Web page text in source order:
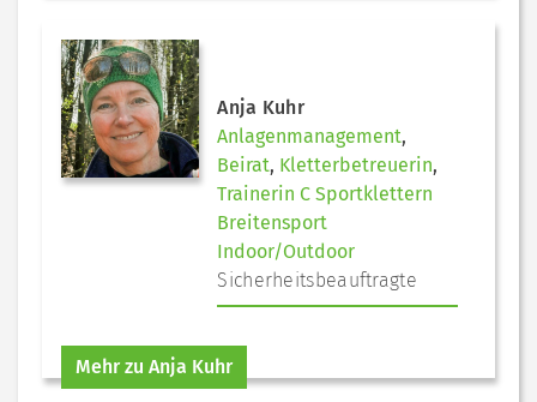
Anja Kuhr
Anlagenmanagement,
Beirat, Kletterbetreuerin,
Trainerin C Sportklettern
Breitensport
Indoor/Outdoor
Sicherheitsbeauftragte
Mehr zu Anja Kuhr